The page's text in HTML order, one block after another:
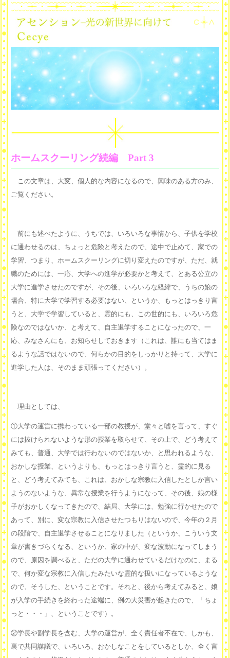
ホームスクーリング続編 Part 3
この文章は、大変、個人的な内容になるので、興味のある方のみ、
ご覧ください。
前にも述べたように、うちでは、いろいろな事情から、子供を学校
に通わせるのは、ちょっと危険と考えたので、途中で止めて、家での
学習、つまり、ホームスクーリングに切り変えたのですが、ただ、就
職のためには、一応、大学への進学が必要かと考えて、とある公立の
大学に進学させたのですが、その後、いろいろな経緯で、うちの娘の
場合、特に大学で学習する必要はない、というか、もっとはっきり言
うと、大学で学習していると、霊的にも、この世的にも、いろいろ危
険なのではないか、と考えて、自主退学することになったので、一
応、みなさんにも、お知らせしておきます（これは、誰にも当てはま
るような話ではないので、何らかの目的をしっかりと持って、大学に
進学した人は、そのまま頑張ってください）。
理由としては、
①大学の運営に携わっている一部の教授が、堂々と嘘を言って、すぐ
には抜けられないような形の授業を取らせて、その上で、どう考えて
みても、普通、大学では行わないのではないか、と思われるような、
おかしな授業、というよりも、もっとはっきり言うと、霊的に見る
と、どう考えてみても、これは、おかしな宗教に入信したとしか言い
ようのないような、異常な授業を行うようになって、その後、娘の様
子がおかしくなってきたので、結局、大学には、勉強に行かせたので
あって、別に、変な宗教に入信させたつもりはないので、今年の２月
の段階で、自主退学させることになりました（というか、こういう文
章が書きづらくなる、というか、家の中が、変な波動になってしまう
ので、原因を調べると、ただの大学に通わせているだけなのに、まる
で、何か変な宗教に入信したみたいな霊的な扱いになっているような
ので、そうした、ということです。それと、後から考えてみると、娘
が入学の手続きを終わった途端に、例の大災害が起きたので、「ちょ
っと・・・」、ということです）。
②学長や副学長を含む、大学の運営が、全く責任者不在で、しかも、
裏で共同謀議で、いろいろ、おかしなことをしているとしか、全く言